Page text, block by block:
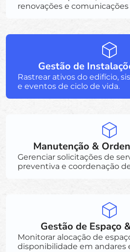
renovações e
Gestão de
Rastrear ativos do edifício,
e eventos de ciclo de vida.
Manutenção &
Gerenciar solicitações de
preventiva e coordenação
Gestão de Espaço
Monitorar alocação de
disponibilidade em andares